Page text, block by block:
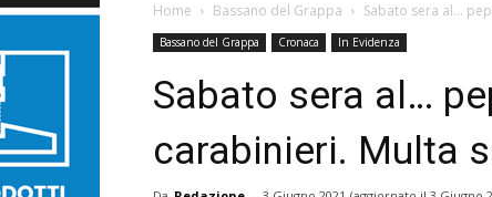
Home Bassano del Grappa Sabato sera al…
Bassano del Grappa Cronaca In Evidenza
Sabato sera al…
carabinieri. Multa